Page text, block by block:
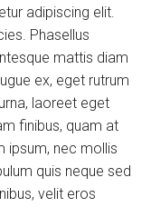
adipiscing elit.
Phasellus
mattis diam
ex, eget rutrum
laoreet eget
finibus, quam at
ipsum, nec mollis
quis neque sed
velit eros